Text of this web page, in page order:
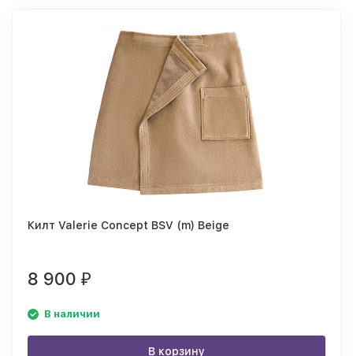
Килт Valerie Concept BSV (m) Beige
8 900 ₽
В наличии
В корзину